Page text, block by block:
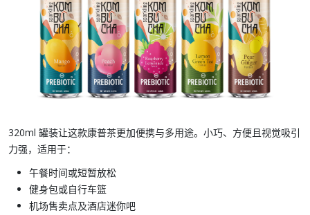
320ml 罐装让这款康普茶更加便携与多用途。小巧、方便且视觉吸引
力强，适用于：
午餐时间或短暂放松
健身包或自行车篮
机场售卖点及酒店迷你吧